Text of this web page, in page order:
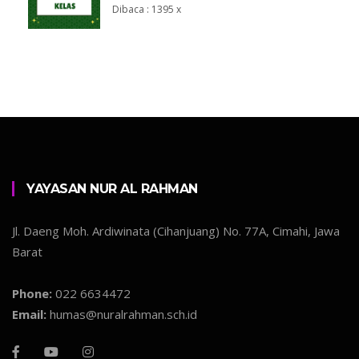
Dibaca : 1395 x
YAYASAN NUR AL RAHMAN
Jl. Daeng Moh. Ardiwinata (Cihanjuang) No. 77A, Cimahi, Jawa
Barat
Phone: 022 6634472
Email: humas@nuralrahman.sch.id